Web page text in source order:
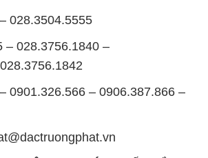
028.3504.5555
– 028.3756.1840 –
0901.326.566 – 0906.387.866 –